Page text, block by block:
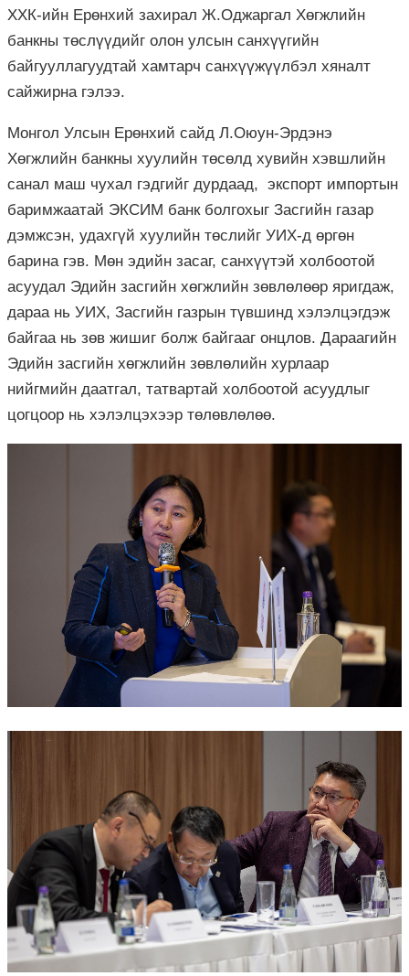
ХХК-ийн Ерөнхий захирал Ж.Оджаргал Хөгжлийн
банкны төслүүдийг олон улсын санхүүгийн
байгууллагуудтай хамтарч санхүүжүүлбэл хяналт
сайжирна гэлээ.
Монгол Улсын Ерөнхий сайд Л.Оюун-Эрдэнэ
Хөгжлийн банкны хуулийн төсөлд хувийн хэвшлийн
санал маш чухал гэдгийг дурдаад, экспорт импортын
баримжаатай ЭКСИМ банк болгохыг Засгийн газар
дэмжсэн, удахгүй хуулийн төслийг УИХ-д өргөн
барина гэв. Мөн эдийн засаг, санхүүтэй холбоотой
асуудал Эдийн засгийн хөгжлийн зөвлөлөөр яригдаж,
дараа нь УИХ, Засгийн газрын түвшинд хэлэлцэгдэж
байгаа нь зөв жишиг болж байгааг онцлов. Дараагийн
Эдийн засгийн хөгжлийн зөвлөлийн хурлаар
нийгмийн даатгал, татвартай холбоотой асуудлыг
цогцоор нь хэлэлцэхээр төлөвлөлөө.